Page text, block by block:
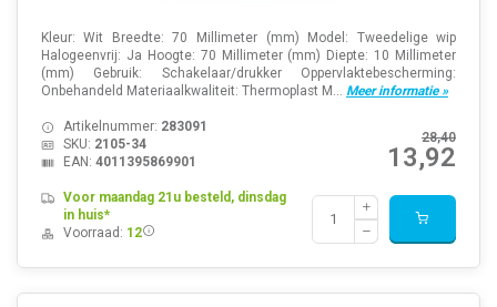
Kleur: Wit Breedte: 70 Millimeter (mm) Model: Tweedelige wip
Halogeenvrij: Ja Hoogte: 70 Millimeter (mm) Diepte: 10 Millimeter
(mm) Gebruik: Schakelaar/drukker Oppervlaktebescherming:
Onbehandeld Materiaalkwaliteit: Thermoplast M... Meer informatie »
28,40
13,92
Artikelnummer: 283091
SKU: 2105-34
EAN: 4011395869901
Voor maandag 21u besteld, dinsdag
in huis*
Voorraad: 12